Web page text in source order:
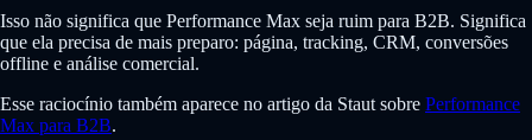
Isso não significa que Performance Max seja ruim para B2B. Significa
que ela precisa de mais preparo: página, tracking, CRM, conversões
offline e análise comercial.
Esse raciocínio também aparece no artigo da Staut sobre Performance
Max para B2B.